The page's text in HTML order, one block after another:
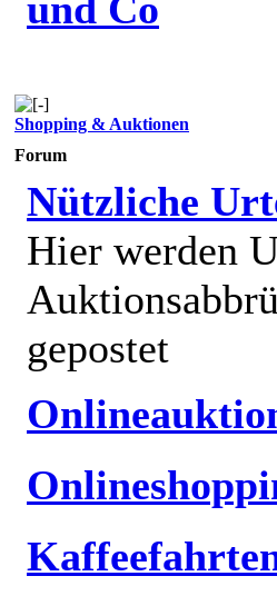
Shopping & Auktionen
Forum
Nützliche
Hier werden
gepostet